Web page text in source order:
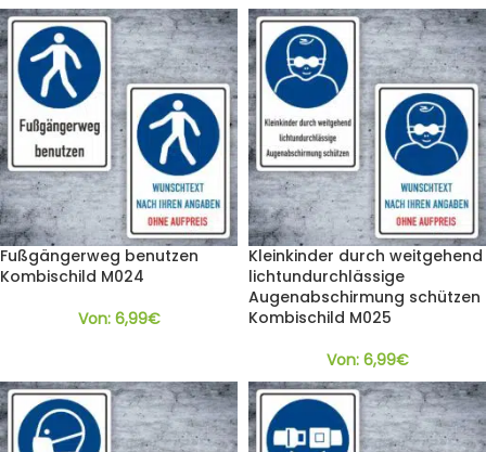
Fußgängerweg benutzen
Kombischild M024
Von: 6,99€
Kleinkinder durch weitgehend
lichtundurchlässige
Augenabschirmung schützen
Kombischild M025
Von: 6,99€